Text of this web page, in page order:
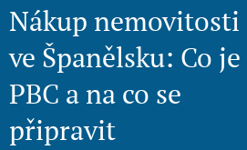
Nákup nemovitosti
ve Španělsku: Co je
PBC a na co se
připravit